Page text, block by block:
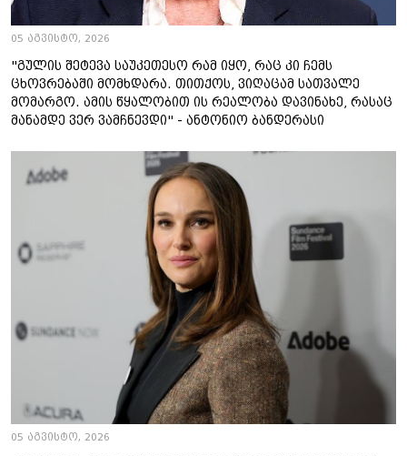
05 აგვისტო, 2026
"გულის შეტევა საუკეთესო რამ იყო, რაც კი ჩემს
ცხოვრებაში მომხდარა. თითქოს, ვიღაცამ სათვალე
მომარგო. ამის წყალობით ის რეალობა დავინახე, რასაც
მანამდე ვერ ვამჩნევდი" - ანტონიო ბანდერასი
05 აგვისტო, 2026